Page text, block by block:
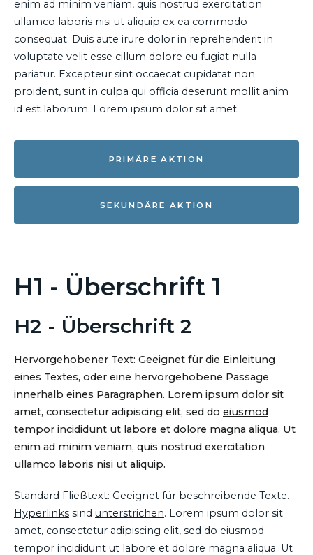
enim ad minim veniam, quis nostrud exercitation
ullamco laboris nisi ut aliquip ex ea commodo
consequat. Duis aute irure dolor in reprehenderit in
voluptate velit esse cillum dolore eu fugiat nulla
pariatur. Excepteur sint occaecat cupidatat non
proident, sunt in culpa qui officia deserunt mollit anim
id est laborum. Lorem ipsum dolor sit amet.
PRIMÄRE AKTION
SEKUNDÄRE AKTION
H1 - Überschrift 1
H2 - Überschrift 2
Hervorgehobener Text: Geeignet für die Einleitung
eines Textes, oder eine hervorgehobene Passage
innerhalb eines Paragraphen. Lorem ipsum dolor sit
amet, consectetur adipiscing elit, sed do eiusmod
tempor incididunt ut labore et dolore magna aliqua. Ut
enim ad minim veniam, quis nostrud exercitation
ullamco laboris nisi ut aliquip.
Standard Fließtext: Geeignet für beschreibende Texte.
Hyperlinks sind unterstrichen. Lorem ipsum dolor sit
amet, consectetur adipiscing elit, sed do eiusmod
tempor incididunt ut labore et dolore magna aliqua. Ut